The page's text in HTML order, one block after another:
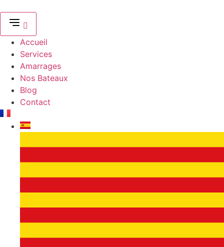
contenu
Accueil
Services
Amarrages
Nos Bateaux
Blog
Contact